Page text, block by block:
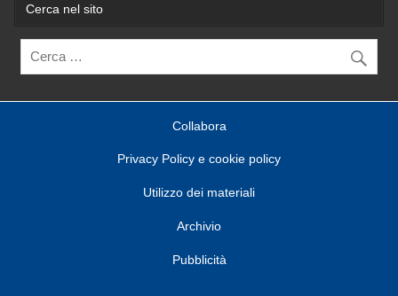
Cerca nel sito
Collabora
Privacy Policy e cookie policy
Utilizzo dei materiali
Archivio
Pubblicità